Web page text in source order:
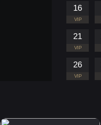
VIP
16
VIP
21
VIP
26